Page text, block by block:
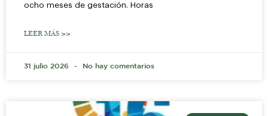
ocho meses de gestación. Horas
LEER MÁS >>
31 julio 2026 No hay comentarios